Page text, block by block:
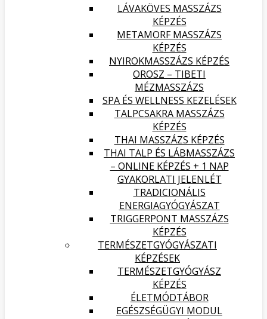
LÁVAKÖVES MASSZÁZS
KÉPZÉS
METAMORF MASSZÁZS
KÉPZÉS
NYIROKMASSZÁZS KÉPZÉS
OROSZ – TIBETI
MÉZMASSZÁZS
SPA ÉS WELLNESS KEZELÉSEK
TALPCSAKRA MASSZÁZS
KÉPZÉS
THAI MASSZÁZS KÉPZÉS
THAI TALP ÉS LÁBMASSZÁZS
– ONLINE KÉPZÉS + 1 NAP
GYAKORLATI JELENLÉT
TRADICIONÁLIS
ENERGIAGYÓGYÁSZAT
TRIGGERPONT MASSZÁZS
KÉPZÉS
TERMÉSZETGYÓGYÁSZATI
KÉPZÉSEK
TERMÉSZETGYÓGYÁSZ
KÉPZÉS
ÉLETMÓDTÁBOR
EGÉSZSÉGÜGYI MODUL